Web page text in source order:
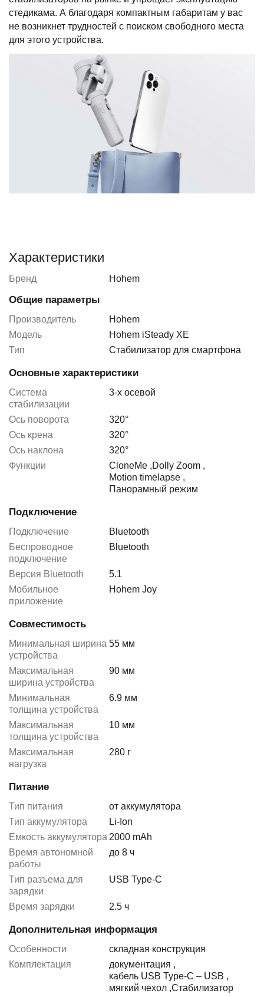
стедикама. А благодаря компактным габаритам у вас
не возникнет трудностей с поиском свободного места
для этого устройства.
Характеристики
Бренд Hohem
Общие параметры
Производитель
Hohem
Модель
Hohem iSteady XE
Тип
Стабилизатор для смартфона
Основные характеристики
Система
стабилизации
3-х осевой
Ось поворота
320°
Ось крена
320°
Ось наклона
320°
Функции
CloneMe ,Dolly Zoom ,
Motion timelapse ,
Панорамный режим
Подключение
Подключение
Bluetooth
Беспроводное
подключение
Bluetooth
Версия Bluetooth
5.1
Мобильное
приложение
Hohem Joy
Совместимость
Минимальная ширина
устройства
55 мм
Максимальная
ширина устройства
90 мм
Минимальная
толщина устройства
6.9 мм
Максимальная
толщина устройства
10 мм
Максимальная
нагрузка
280 г
Питание
Тип питания
от аккумулятора
Тип аккумулятора
Li-Ion
Емкость аккумулятора 2000 mAh
Время автономной
работы
до 8 ч
Тип разъема для
зарядки
USB Type-C
Время зарядки 2.5 ч
Дополнительная информация
Особенности
складная конструкция
Комплектация
документация ,
кабель USB Type-C – USB ,
мягкий чехол ,Стабилизатор